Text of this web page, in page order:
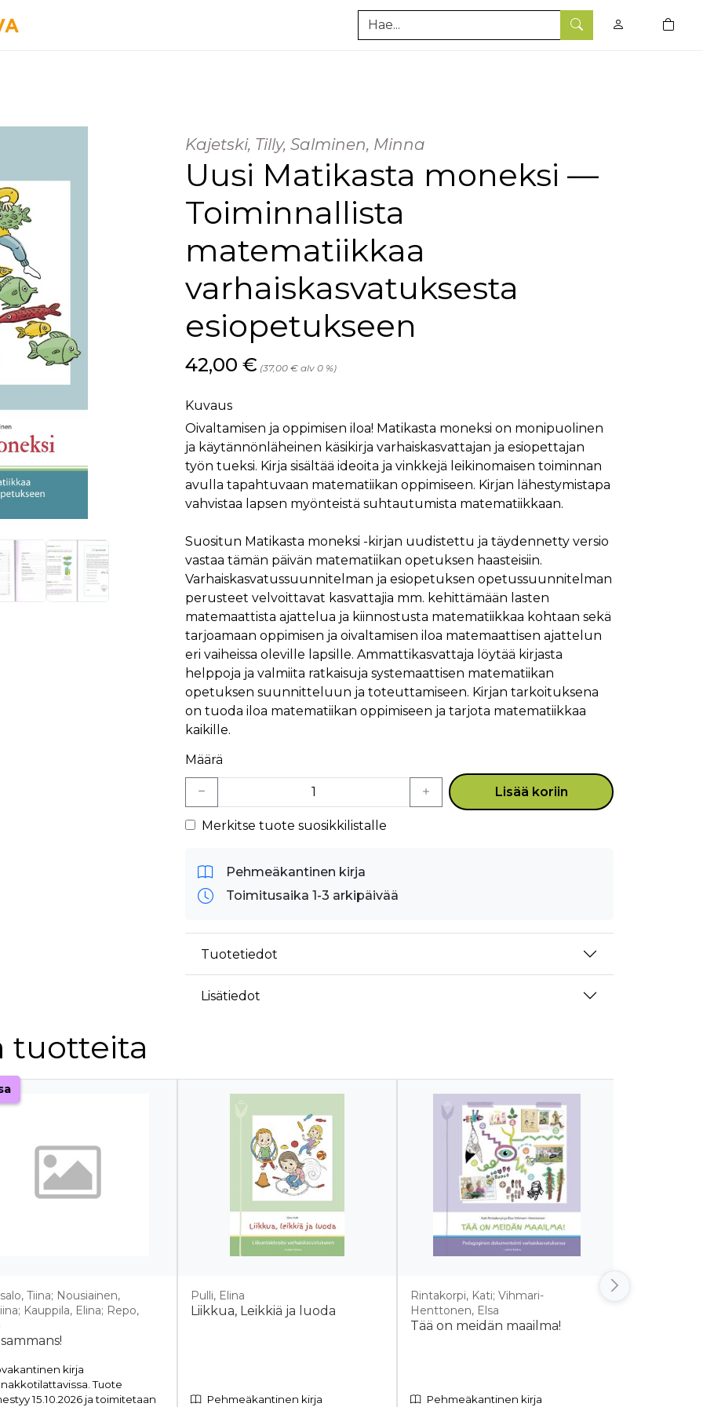
Hae
0
Kajetski, Tilly, Salminen, Minna
Uusi Matikasta moneksi —
Toiminnallista
matematiikkaa
varhaiskasvatuksesta
esiopetukseen
Hinta nyt
42,00 € (37,00 € alv 0 %)
Kuvaus
Oivaltamisen ja oppimisen iloa! Matikasta moneksi on monipuolinen
ja käytännönläheinen käsikirja varhaiskasvattajan ja esiopettajan
työn tueksi. Kirja sisältää ideoita ja vinkkejä leikinomaisen toiminnan
avulla tapahtuvaan matematiikan oppimiseen. Kirjan lähestymistapa
vahvistaa lapsen myönteistä suhtautumista matematiikkaan.
Suositun Matikasta moneksi -kirjan uudistettu ja täydennetty versio
vastaa tämän päivän matematiikan opetuksen haasteisiin.
Varhaiskasvatussuunnitelman ja esiopetuksen opetussuunnitelman
perusteet velvoittavat kasvattajia mm. kehittämään lasten
matemaattista ajattelua ja kiinnostusta matematiikkaa kohtaan sekä
tarjoamaan oppimisen ja oivaltamisen iloa matemaattisen ajattelun
eri vaiheissa oleville lapsille. Ammattikasvattaja löytää kirjasta
helppoja ja valmiita ratkaisuja systemaattisen matematiikan
opetuksen suunnitteluun ja toteuttamiseen. Kirjan tarkoituksena
on tuoda iloa matematiikan oppimiseen ja tarjota matematiikkaa
kaikille.
Määrä
Lisää koriin
Merkitse tuote suosikkilistalle
Pehmeäkantinen kirja
Toimitusaika 1-3 arkipäivää
Tuotetiedot
Lisätiedot
tuotteita
Tiina; Nousiainen,
Kauppila, Elina; Repo,
kirja
Tuote
15.10.2026 ja toimitetaan
Pulli, Elina
Liikkua, Leikkiä ja luoda
Pehmeäkantinen kirja
Rintakorpi, Kati; Vihmari-
Henttonen, Elsa
Tää on meidän maailma!
Pehmeäkantinen kirja